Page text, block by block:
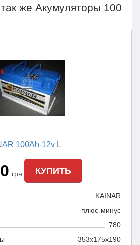
же Акумуляторы 100
100Ah-12v L
грн. КУПИТЬ
KAINAR
плюс-минус
780
353x175x190